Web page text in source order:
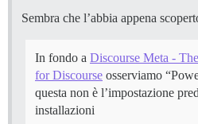
Sembra che l’abbia appena
In fondo a Discourse Meta -
for Discourse osserviamo
questa non è l’impostazione
installazioni